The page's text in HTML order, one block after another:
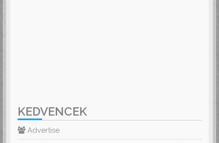
KEDVENCEK
Advertise